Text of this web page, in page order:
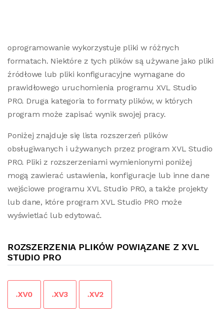
oprogramowanie wykorzystuje pliki w różnych
formatach. Niektóre z tych plików są używane jako pliki
źródłowe lub pliki konfiguracyjne wymagane do
prawidłowego uruchomienia programu XVL Studio
PRO. Druga kategoria to formaty plików, w których
program może zapisać wynik swojej pracy.
Poniżej znajduje się lista rozszerzeń plików
obsługiwanych i używanych przez program XVL Studio
PRO. Pliki z rozszerzeniami wymienionymi poniżej
mogą zawierać ustawienia, konfiguracje lub inne dane
wejściowe programu XVL Studio PRO, a także projekty
lub dane, które program XVL Studio PRO może
wyświetlać lub edytować.
ROZSZERZENIA PLIKÓW POWIĄZANE Z XVL
STUDIO PRO
.XV0 .XV3 .XV2